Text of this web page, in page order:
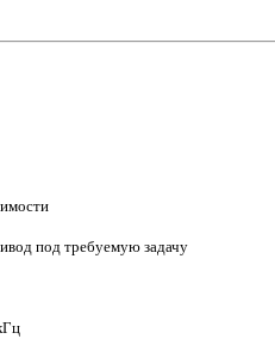
под требуемую задачу